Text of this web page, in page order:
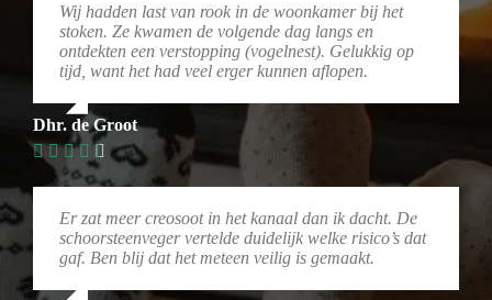
Wij hadden last van rook in de woonkamer bij het
stoken. Ze kwamen de volgende dag langs en
ontdekten een verstopping (vogelnest). Gelukkig op
tijd, want het had veel erger kunnen aflopen.
Dhr. de Groot
Er zat meer creosoot in het kanaal dan ik dacht. De
schoorsteenveger vertelde duidelijk welke risico’s dat
gaf. Ben blij dat het meteen veilig is gemaakt.